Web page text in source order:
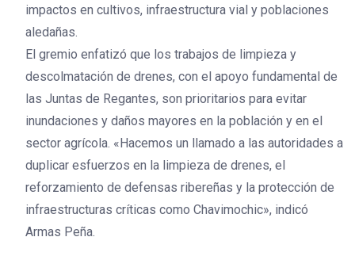
impactos en cultivos, infraestructura vial y poblaciones
aledañas.
El gremio enfatizó que los trabajos de limpieza y
descolmatación de drenes, con el apoyo fundamental de
las Juntas de Regantes, son prioritarios para evitar
inundaciones y daños mayores en la población y en el
sector agrícola. «Hacemos un llamado a las autoridades a
duplicar esfuerzos en la limpieza de drenes, el
reforzamiento de defensas ribereñas y la protección de
infraestructuras críticas como Chavimochic», indicó
Armas Peña.